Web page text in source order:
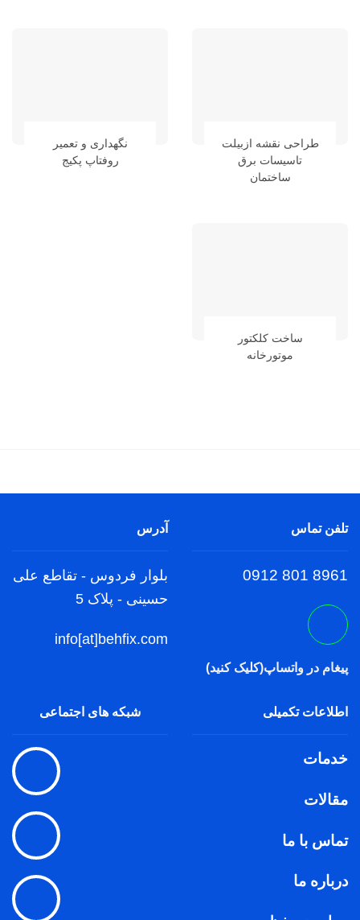
طراحی نقشه ازبیلت
تاسیسات برق
ساختمان
نگهداری و تعمیر
روفتاپ پکیج
ساخت کلکتور
موتورخانه
تلفن تماس
8961 801 0912
پیغام در واتساپ(کلیک کنید)
آدرس
بلوار فردوس - تقاطع علی
حسینی - پلاک 5
info[at]behfix.com
اطلاعات تکمیلی
خدمات
مقالات
تماس با ما
درباره ما
شبکه های اجتماعی